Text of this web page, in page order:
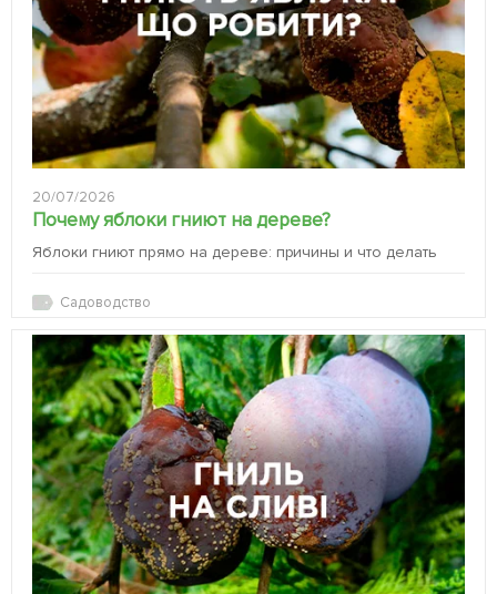
20/07/2026
Почему яблоки гниют на дереве?
Яблоки гниют прямо на дереве: причины и что делать
Садоводство